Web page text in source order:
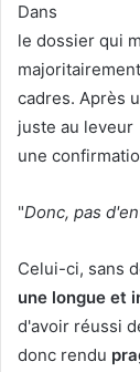
Dans
le dossier qui
cadres. Après
juste au leveur
une
"Donc, pas
Celui-ci, sans
une longue et
d'avoir réussi
donc rendu